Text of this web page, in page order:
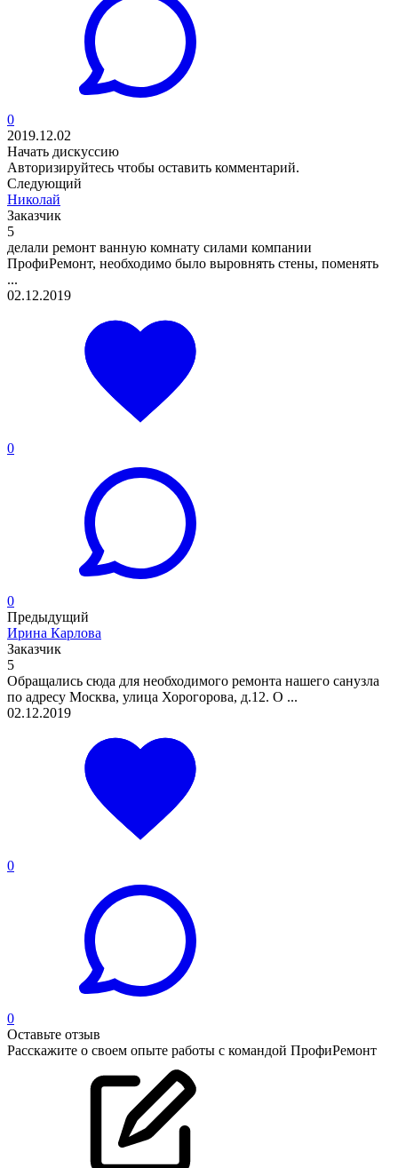
0
2019.12.02
Начать дискуссию
Авторизируйтесь чтобы оставить комментарий.
Следующий
Николай
Заказчик
5
делали ремонт ванную комнату силами компании
ПрофиРемонт, необходимо было выровнять стены, поменять
...
02.12.2019
0
0
Предыдущий
Ирина Карлова
Заказчик
5
Обращались сюда для необходимого ремонта нашего санузла
по адресу Москва, улица Хорогорова, д.12. О ...
02.12.2019
0
0
Оставьте отзыв
Расскажите о своем опыте работы с командой ПрофиРемонт